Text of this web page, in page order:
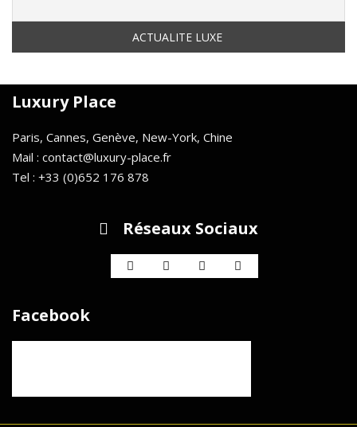
Luxury Place
Paris, Cannes, Genève, New-York, Chine
Mail : contact@luxury-place.fr
Tel : +33 (0)652 176 878
Réseaux Sociaux
Facebook